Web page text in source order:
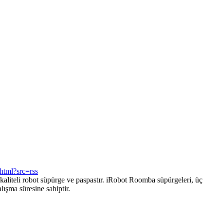
robot süpürge ve paspastır. iRobot Roomba süpürgeleri, üç
süresine sahiptir.